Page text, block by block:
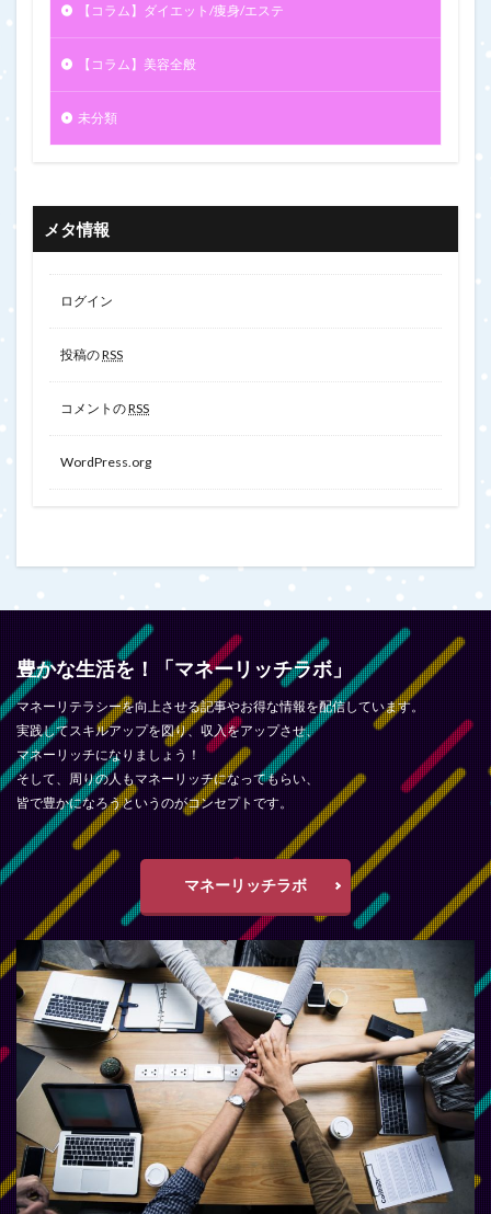
【コラム】ダイエット/痩身/エステ
【コラム】美容全般
未分類
メタ情報
ログイン
投稿のRSS
コメントのRSS
WordPress.org
豊かな生活を！「マネーリッチラボ」
マネーリテラシーを向上させる記事やお得な情報を配信しています。
実践してスキルアップを図り、収入をアップさせ、
マネーリッチになりましょう！
そして、周りの人もマネーリッチになってもらい、
皆で豊かになろうというのがコンセプトです。
マネーリッチラボ